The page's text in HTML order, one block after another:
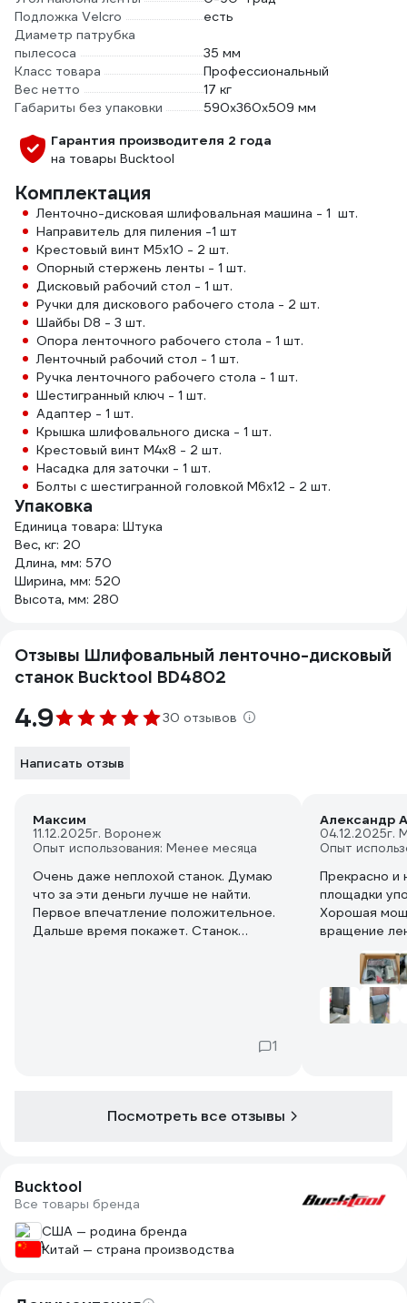
Подложка Velcro
есть
Диаметр патрубка
пылесоса
35 мм
Класс товара
Профессиональный
Вес нетто
17 кг
Габариты без упаковки
590x360x509 мм
Гарантия производителя 2 года
на товары Bucktool
Комплектация
Ленточно-дисковая шлифовальная машина - 1 шт.
Направитель для пиления -1 шт
Крестовый винт M5x10 - 2 шт.
Опорный стержень ленты - 1 шт.
Дисковый рабочий стол - 1 шт.
Ручки для дискового рабочего стола - 2 шт.
Шайбы D8 - 3 шт.
Опора ленточного рабочего стола - 1 шт.
Ленточный рабочий стол - 1 шт.
Ручка ленточного рабочего стола - 1 шт.
Шестигранный ключ - 1 шт.
Адаптер - 1 шт.
Крышка шлифовального диска - 1 шт.
Крестовый винт М4х8 - 2 шт.
Насадка для заточки - 1 шт.
Болты с шестигранной головкой M6x12 - 2 шт.
Упаковка
Единица товара: Штука
Вес, кг: 20
Длина, мм: 570
Ширина, мм: 520
Высота, мм: 280
Отзывы Шлифовальный ленточно-дисковый
станок Bucktool BD4802
4.9 30 отзывов
Написать отзыв
Максим
11.12.2025г. Воронеж
Опыт использования: Менее месяца
Очень даже неплохой станок. Думаю
что за эти деньги лучше не найти.
Первое впечатление положительное.
Дальше время покажет. Станок
1
Александр
04.12.2025г.
Опыт
Прекрасно и
площадки
Хорошая
вращение
хорошо,
что
верхней
фронта так
Посмотреть все отзывы
Bucktool
Все товары бренда
США — родина бренда
Китай — страна производства